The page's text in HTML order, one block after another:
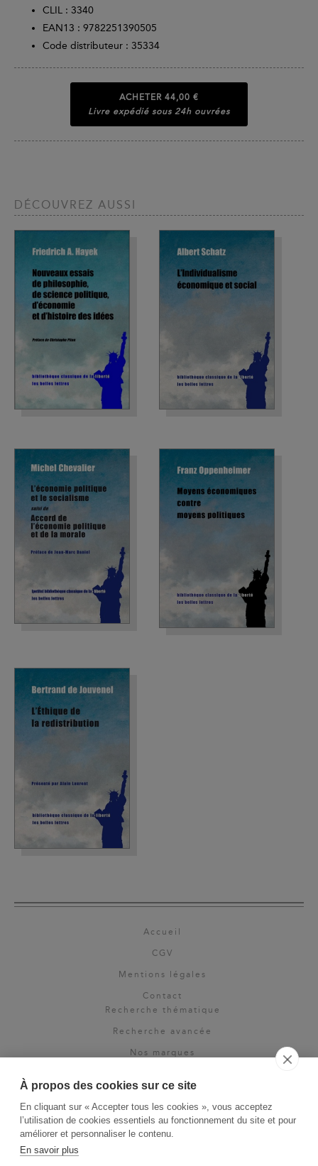
À propos des cookies sur ce site
En cliquant sur « Accepter tous les cookies », vous acceptez
l’utilisation de cookies essentiels au fonctionnement du site et pour
améliorer et personnaliser le contenu.
En savoir plus
CLIL : 3340
EAN13 : 9782251390505
Code distributeur : 35334
ACHETER 44,00 €
Livre expédié sous 24h ouvrées
DÉCOUVREZ AUSSI
Accueil
CGV
Mentions légales
Contact
Recherche thématique
Recherche avancée
Nos marques
Espace pro
Newsletter
La Vie des Classiques